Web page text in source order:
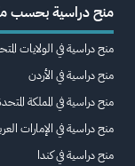
منح دراسية بحسب
منح دراسية في الولايات
منح دراسية في الأردن
منح دراسية في المملكة
منح دراسية في الإمارات
منح دراسية في كندا